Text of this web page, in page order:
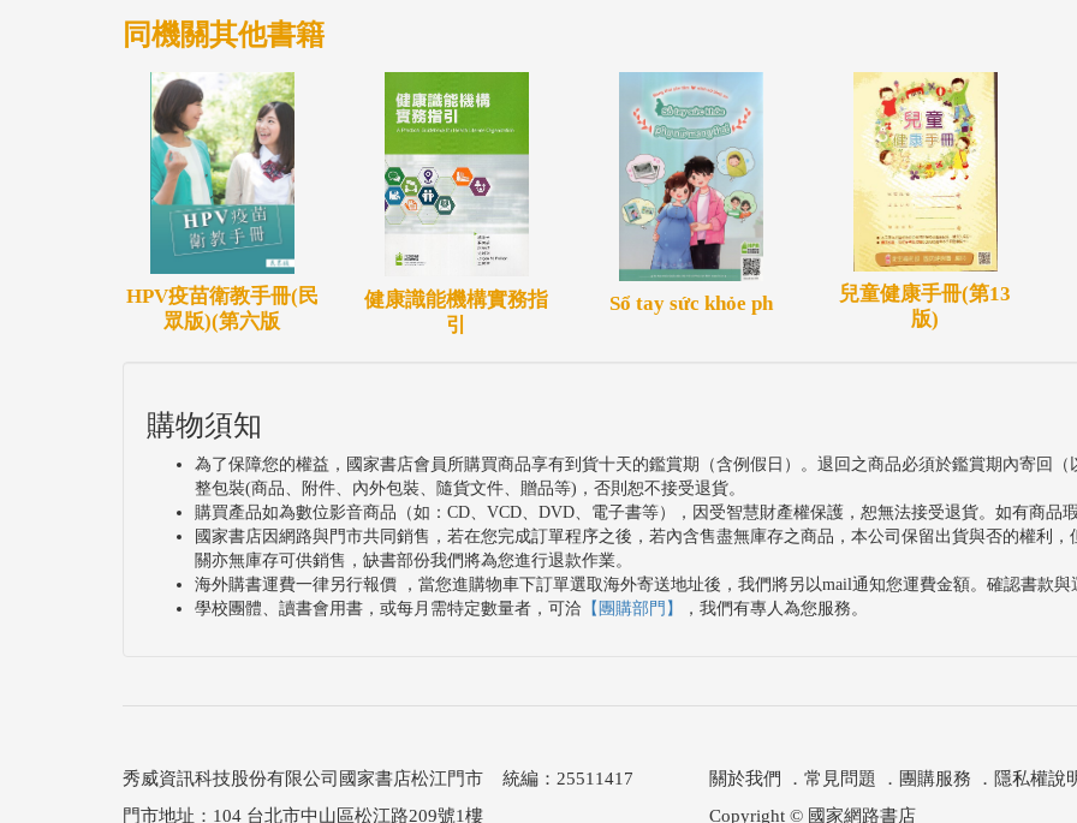
同機關其他書籍
HPV疫苗衛教手冊(民
眾版)(第六版
健康識能機構實務指
引
Sổ tay sức khỏe ph
兒童健康手冊(第13
版)
購物須知
為了保障您的權益，國家書店會員所購買商品享有到貨十天的鑑賞期（含例假日）。退回之商品必須於鑑賞期內寄回
整包裝(商品、附件、內外包裝、隨貨文件、贈品等)，否則恕不接受退貨。
購買產品如為數位影音商品（如：CD、VCD、DVD、電子書等），因受智慧財產權保護，恕無法接受退貨。如有商品
國家書店因網路與門市共同銷售，若在您完成訂單程序之後，若內含售盡無庫存之商品，本公司保留出貨與否的權利
關亦無庫存可供銷售，缺書部份我們將為您進行退款作業。
海外購書運費一律另行報價 ，當您進購物車下訂單選取海外寄送地址後，我們將另以mail通知您運費金額。確認書款
學校團體、讀書會用書，或每月需特定數量者，可洽 【團購部門】 ，我們有專人為您服務。
秀威資訊科技股份有限公司國家書店松江門市 統編：25511417
門市地址：104 台北市中山區松江路209號1樓
關於我們 ． 常見問題 ． 團購服務 ． 隱私權說
Copyright © 國家網路書店